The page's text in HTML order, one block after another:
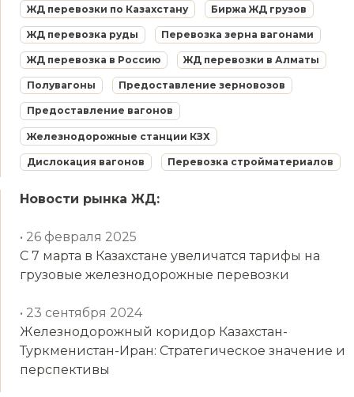
ЖД перевозки по Казахстану Биржа ЖД грузов
ЖД перевозка руды Перевозка зерна вагонами
ЖД перевозка в Россию ЖД перевозки в Алматы
Полувагоны Предоставление зерновозов
Предоставление вагонов
Железнодорожные станции КЗХ
Дислокация вагонов Перевозка стройматериалов
Новости рынка ЖД:
• 26 февраля 2025
С 7 марта в Казахстане увеличатся тарифы на
грузовые железнодорожные перевозки
• 23 сентября 2024
Железнодорожный коридор Казахстан-
Туркменистан-Иран: Стратегическое значение и
перспективы